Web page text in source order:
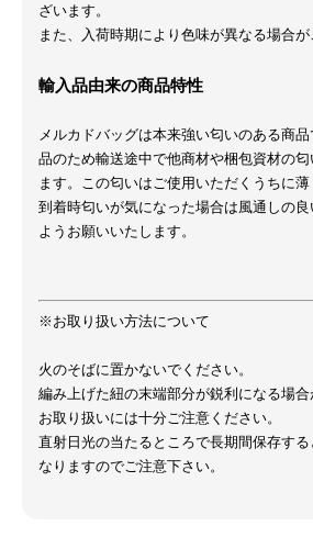
ざいます。
また、入荷時期により色味が異なる場合が
輸入品由来の商品特性
メルカドバッグは本来強い匂いのある商
品のため輸送途中で他商材や梱包資材の
ます。この匂いはご使用いただくうちに
到着時匂いが気になった場合は風通しの良
ようお願いいたします。
※お取り扱い方法について
火のそばに置かないでください。
編み上げた紐の末端部分が鋭利になる場合
お取り扱いには十分ご注意ください。
直射日光の当たるところで長期間保存す
なりますのでご注意下さい。